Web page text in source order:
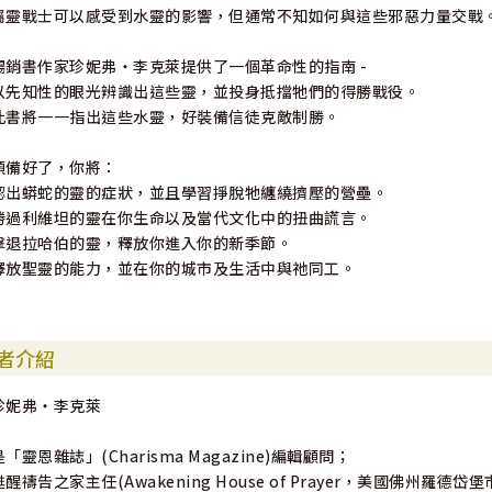
靈戰士可以感受到水靈的影響，但通常不知如何與這些邪惡力量交戰。
銷書作家珍妮弗‧李克萊提供了一個革命性的指南 -
先知性的眼光辨識出這些靈，並投身抵擋牠們的得勝戰役。
書將一一指出這些水靈，好裝備信徒克敵制勝。
備好了，你將：
出蟒蛇的靈的症狀，並且學習掙脫牠纏繞擠壓的營壘。
過利維坦的靈在你生命以及當代文化中的扭曲謊言。
退拉哈伯的靈，釋放你進入你的新季節。
放聖靈的能力，並在你的城市及生活中與祂同工。
介紹
妮弗‧李克萊
「靈恩雜誌」(Charisma Magazine)編輯顧問；
醒禱告之家主任(Awakening House of Prayer，美國佛州羅德岱堡